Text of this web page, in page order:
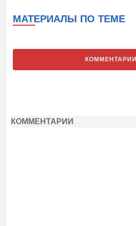
МАТЕРИАЛЫ ПО ТЕМЕ
КОММЕНТАРИИ
КОММЕНТАРИИ